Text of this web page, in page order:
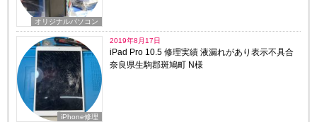
オリジナルパソコン
iPhone修理
2019年8月17日
iPad Pro 10.5 修理実績 液漏れがあり表示不具合
奈良県生駒郡斑鳩町 N様